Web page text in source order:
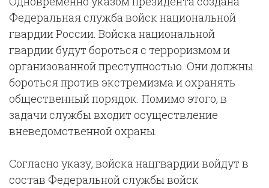
Федеральная служба войск национальной
гвардии России. Войска национальной
гвардии будут бороться с терроризмом и
организованной преступностью. Они должны
бороться против экстремизма и охранять
общественный порядок. Помимо этого, в
задачи службы входит осуществление
вневедомственной охраны.
Согласно указу, войска нацгвардии войдут в
состав Федеральной службы войск